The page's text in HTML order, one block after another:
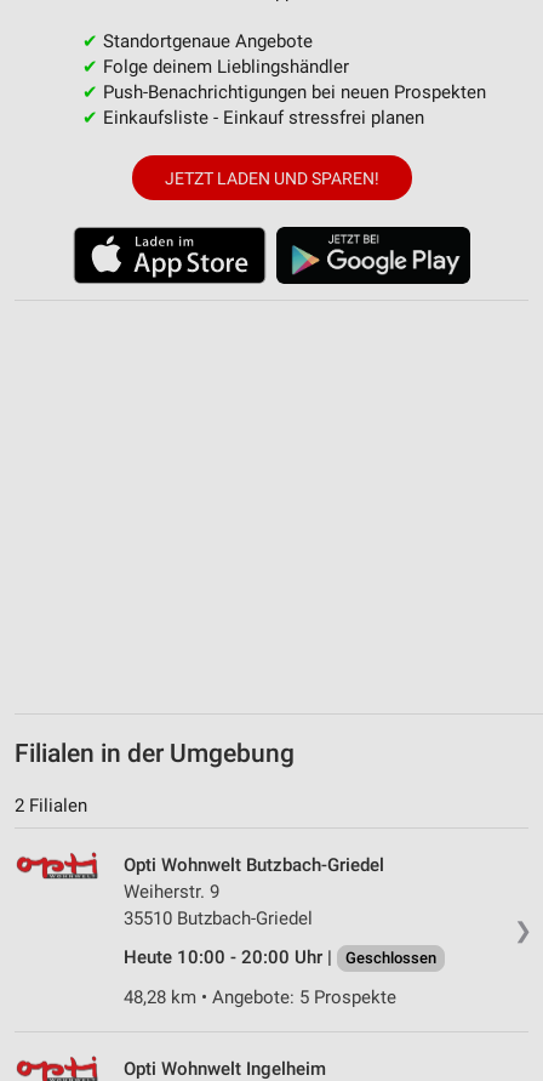
✔ Standortgenaue Angebote
✔ Folge deinem Lieblingshändler
✔ Push-Benachrichtigungen bei neuen Prospekten
✔ Einkaufsliste - Einkauf stressfrei planen
JETZT LADEN UND SPAREN!
Filialen in der Umgebung
2 Filialen
❯
Opti Wohnwelt Butzbach-Griedel
Weiherstr. 9
35510 Butzbach-Griedel
Heute 10:00 - 20:00 Uhr |
Geschlossen
48,28 km • Angebote: 5 Prospekte
Opti Wohnwelt Ingelheim